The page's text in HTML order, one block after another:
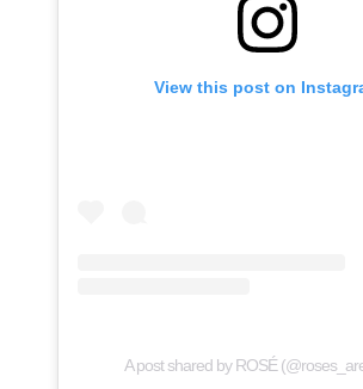
View this post on
A post shared by ROSÉ